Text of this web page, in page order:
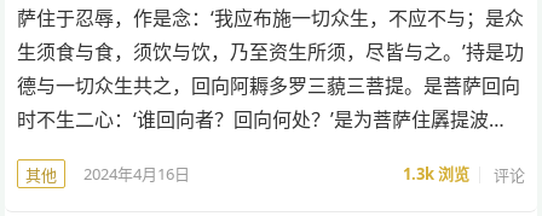
萨住于忍辱，作是念：‘我应布施一切众生，不应不与；是众
生须食与食，须饮与饮，乃至资生所须，尽皆与之。’持是功
德与一切众生共之，回向阿耨多罗三藐三菩提。是菩萨回向
时不生二心：‘谁回向者？回向何处？’是为菩萨住羼提波…
其他 2024年4月16日 1.3k浏览 评论